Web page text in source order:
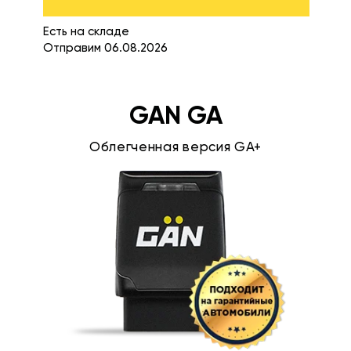
Есть на складе
Отправим 06.08.2026
GAN GA
Облегченная версия GA+